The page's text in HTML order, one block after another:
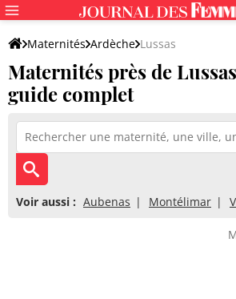
Maternités Ardèche Lussas
Maternités près de
guide complet
Voir aussi : Aubenas Montélimar